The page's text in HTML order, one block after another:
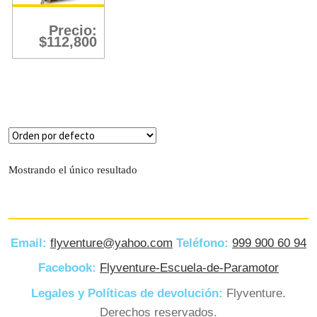
Precio:
$112,800
Mostrando el único resultado
Email: flyventure@yahoo.com Teléfono: 999 900 60 94
Facebook: Flyventure-Escuela-de-Paramotor
Legales y Políticas de devolución: Flyventure.
Derechos reservados.